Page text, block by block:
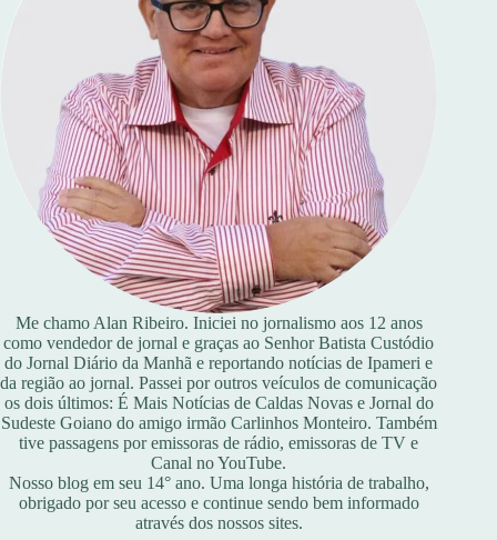
Me chamo Alan Ribeiro. Iniciei no jornalismo aos 12 anos
como vendedor de jornal e graças ao Senhor Batista Custódio
do Jornal Diário da Manhã e reportando notícias de Ipameri e
da região ao jornal. Passei por outros veículos de comunicação
os dois últimos: É Mais Notícias de Caldas Novas e Jornal do
Sudeste Goiano do amigo irmão Carlinhos Monteiro. Também
tive passagens por emissoras de rádio, emissoras de TV e
Canal no YouTube.
Nosso blog em seu 14° ano. Uma longa história de trabalho,
obrigado por seu acesso e continue sendo bem informado
através dos nossos sites.